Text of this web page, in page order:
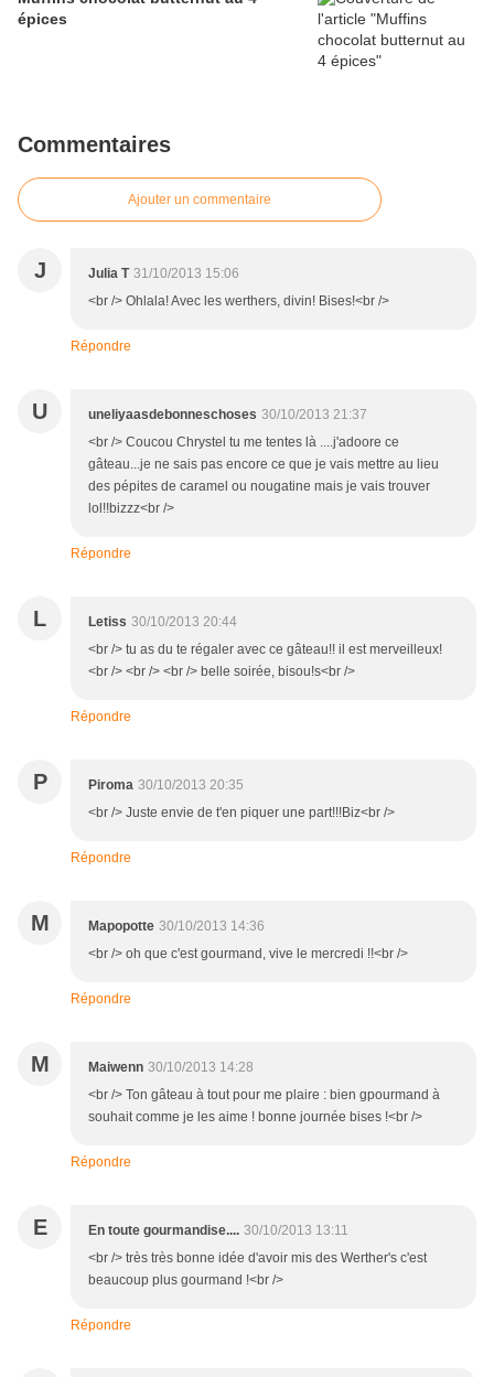
épices
Commentaires
Ajouter un commentaire
J Julia T 31/10/2013 15:06
<br /> Ohlala! Avec les werthers, divin! Bises!<br />
Répondre
U uneliyaasdebonneschoses 30/10/2013 21:37
<br /> Coucou Chrystel tu me tentes là ....j'adoore ce
gâteau...je ne sais pas encore ce que je vais mettre au lieu
des pépites de caramel ou nougatine mais je vais trouver
lol!!bizzz<br />
Répondre
L Letiss 30/10/2013 20:44
<br /> tu as du te régaler avec ce gâteau!! il est merveilleux!
<br /> <br /> <br /> belle soirée, bisou!s<br />
Répondre
P Piroma 30/10/2013 20:35
<br /> Juste envie de t'en piquer une part!!!Biz<br />
Répondre
M Mapopotte 30/10/2013 14:36
<br /> oh que c'est gourmand, vive le mercredi !!<br />
Répondre
M Maiwenn 30/10/2013 14:28
<br /> Ton gâteau à tout pour me plaire : bien gpourmand à
souhait comme je les aime ! bonne journée bises !<br />
Répondre
E En toute gourmandise.... 30/10/2013 13:11
<br /> très très bonne idée d'avoir mis des Werther's c'est
beaucoup plus gourmand !<br />
Répondre